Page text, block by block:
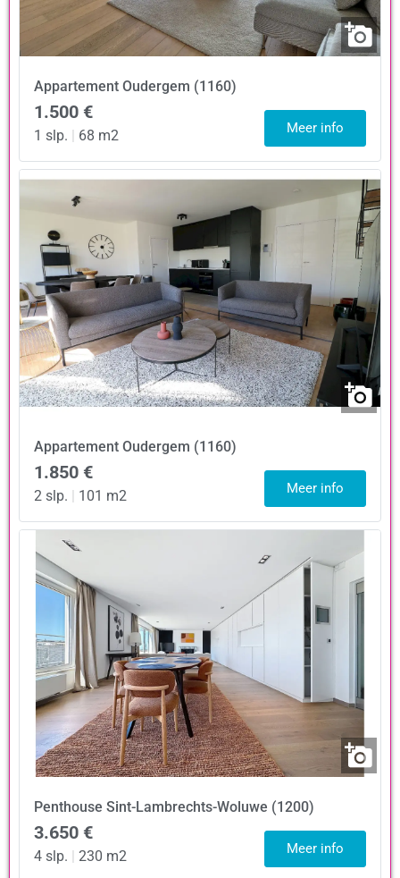
Appartement Oudergem (1160)
1.500 €
1 slp. | 68 m2 Meer info
Appartement Oudergem (1160)
1.850 €
2 slp. | 101 m2 Meer info
Penthouse Sint-Lambrechts-Woluwe (1200)
3.650 €
4 slp. 230 m2 Meer info